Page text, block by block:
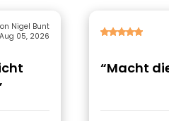
Nigel Bunt
05, 2026
“Macht